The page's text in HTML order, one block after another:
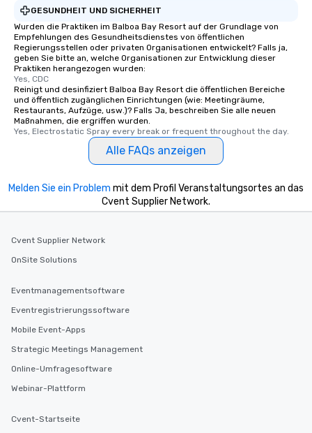
GESUNDHEIT UND SICHERHEIT
Wurden die Praktiken im Balboa Bay Resort auf der Grundlage von
Empfehlungen des Gesundheitsdienstes von öffentlichen
Regierungsstellen oder privaten Organisationen entwickelt? Falls ja,
geben Sie bitte an, welche Organisationen zur Entwicklung dieser
Praktiken herangezogen wurden:
Yes, CDC
Reinigt und desinfiziert Balboa Bay Resort die öffentlichen Bereiche
und öffentlich zugänglichen Einrichtungen (wie: Meetingräume,
Restaurants, Aufzüge, usw.)? Falls Ja, beschreiben Sie alle neuen
Maßnahmen, die ergriffen wurden.
Yes, Electrostatic Spray every break or frequent throughout the day.
Alle FAQs anzeigen
Melden Sie ein Problem mit dem Profil Veranstaltungsortes an das
Cvent Supplier Network.
Cvent Supplier Network
OnSite Solutions
Eventmanagementsoftware
Eventregistrierungssoftware
Mobile Event-Apps
Strategic Meetings Management
Online-Umfragesoftware
Webinar-Plattform
Cvent-Startseite